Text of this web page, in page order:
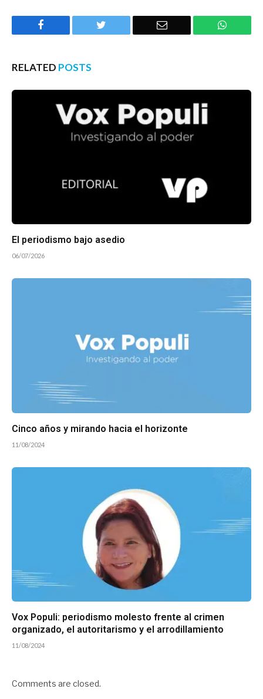
Email
RELATED POSTS
El periodismo bajo asedio
06/07/2026
Cinco años y mirando hacia el horizonte
11/08/2024
Vox Populi: periodismo molesto frente al crimen
organizado, el autoritarismo y el arrodillamiento
11/08/2024
Comments are closed.